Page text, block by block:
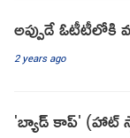
అప్పుడే ఓటీటీలోకి
2 years ago
'బ్యాడ్ కాప్' (హాట్